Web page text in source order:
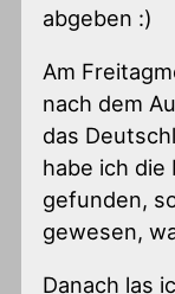
abgeben :)
Am
nach dem
das
habe ich die
gefunden,
gewesen,
Danach las